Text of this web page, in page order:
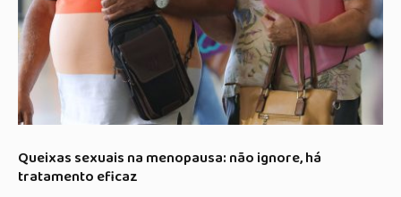
Queixas sexuais na menopausa: não ignore, há
tratamento eficaz